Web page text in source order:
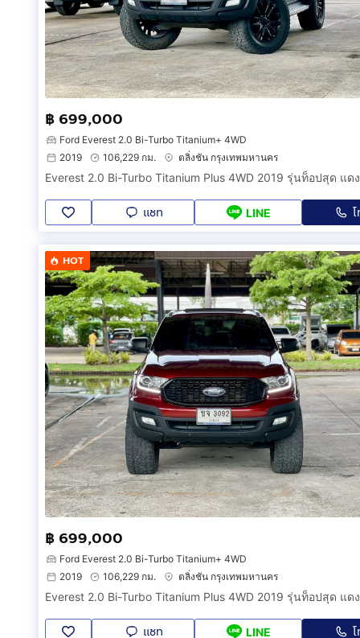
฿ 699,000
Ford Everest 2.0 Bi-Turbo Titanium+ 4WD
2019
106,229 กม. ตลิ่งชัน กรุงเทพมหานคร
แชท LINE
HOT
฿ 699,000
Ford Everest 2.0 Bi-Turbo Titanium+ 4WD
2019
106,229 กม. ตลิ่งชัน กรุงเทพมหานคร
แชท LINE